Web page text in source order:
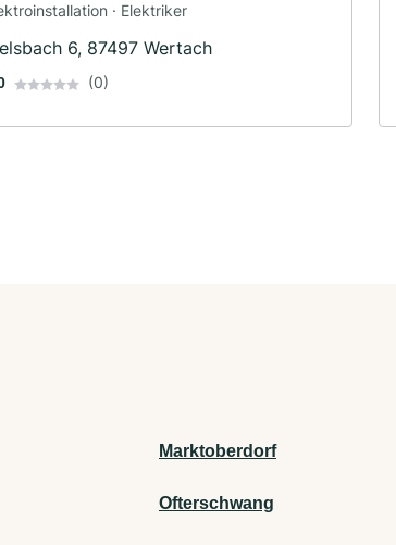
· Elektriker
6, 87497 Wertach
(0)
Marktoberdorf
Ofterschwang